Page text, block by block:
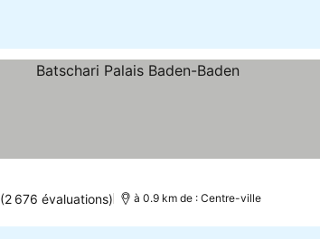
(2 676 évaluations) à 0.9 km de : Centre-ville